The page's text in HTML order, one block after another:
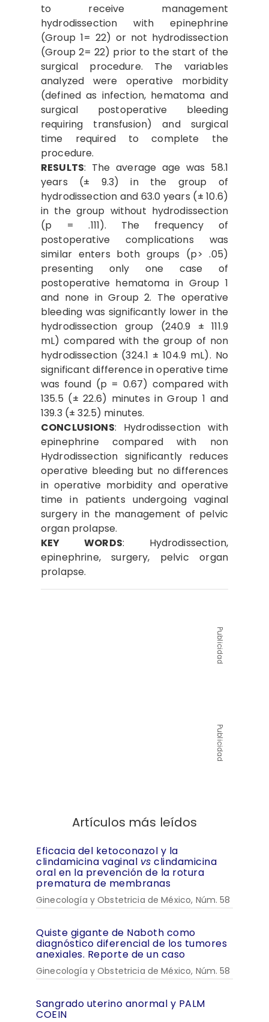
to receive management
hydrodissection with epinephrine
(Group 1= 22) or not hydrodissection
(Group 2= 22) prior to the start of the
surgical procedure. The variables
analyzed were operative morbidity
(defined as infection, hematoma and
surgical postoperative bleeding
requiring transfusion) and surgical
time required to complete the
procedure.
RESULTS: The average age was 58.1
years (± 9.3) in the group of
hydrodissection and 63.0 years (± 10.6)
in the group without hydrodissection
(p = .111). The frequency of
postoperative complications was
similar enters both groups (p> .05)
presenting only one case of
postoperative hematoma in Group 1
and none in Group 2. The operative
bleeding was significantly lower in the
hydrodissection group (240.9 ± 111.9
mL) compared with the group of non
hydrodissection (324.1 ± 104.9 mL). No
significant difference in operative time
was found (p = 0.67) compared with
135.5 (± 22.6) minutes in Group 1 and
139.3 (± 32.5) minutes.
CONCLUSIONS: Hydrodissection with
epinephrine compared with non
Hydrodissection significantly reduces
operative bleeding but no differences
in operative morbidity and operative
time in patients undergoing vaginal
surgery in the management of pelvic
organ prolapse.
KEYWORDS: Hydrodissection,
epinephrine, surgery, pelvic organ
prolapse.
Publicidad
Publicidad
Artículos más leídos
Eficacia del ketoconazol y la
clindamicina vaginal vs clindamicina
oral en la prevención de la rotura
prematura de membranas
Ginecología y Obstetricia de México, Núm. 58
Quiste gigante de Naboth como
diagnóstico diferencial de los tumores
anexiales. Reporte de un caso
Ginecología y Obstetricia de México, Núm. 58
Sangrado uterino anormal y PALM
COEIN